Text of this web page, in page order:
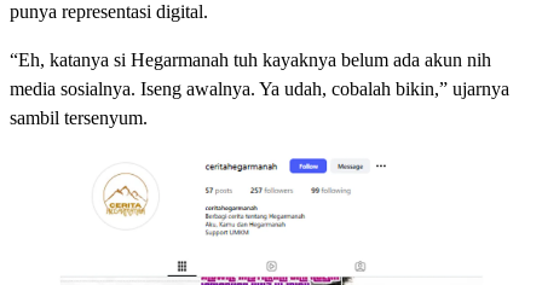
punya representasi digital.
“Eh, katanya si Hegarmanah tuh kayaknya belum ada akun nih
media sosialnya. Iseng awalnya. Ya udah, cobalah bikin,” ujarnya
sambil tersenyum.